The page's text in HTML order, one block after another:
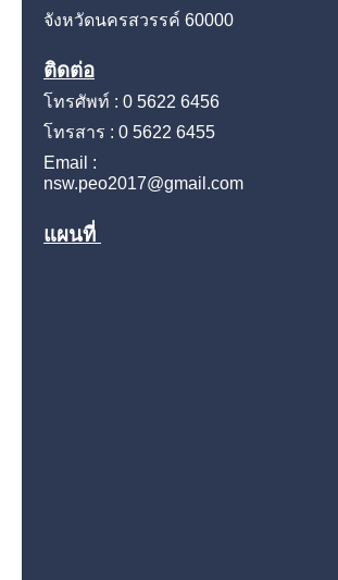
จังหวัดนครสวรรค์ 60000
ติดต่อ
โทรศัพท์ : 0 5622 6456
โทรสาร : 0 5622 6455
Email :
nsw.peo2017@gmail.com
แผนที่